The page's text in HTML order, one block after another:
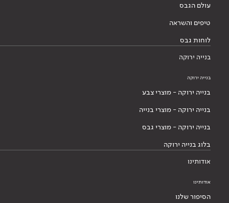
עולם הגבס
טיפים והשראה
לוחות גבס
בנייה ירוקה
בנייה ירוקה
בנייה ירוקה - מוצרי צבע
בנייה ירוקה - מוצרי בנייה
בנייה ירוקה - מוצרי גבס
בלוג בנייה ירוקה
אודותינו
אודותינו
הסיפור שלנו